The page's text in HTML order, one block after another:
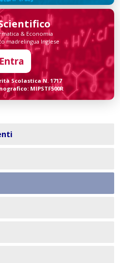
& Economia
madrelingua Inglese
Entra
Scolastica N. 1717
MIPSTF500R